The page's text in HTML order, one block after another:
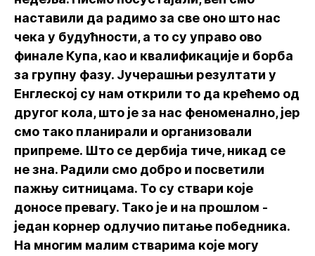
наставили да радимо за све оно што нас
чека у будућности, а то су управо ово
финале Купа, као и квалификације и борба
за групну фазу. Јучерашњи резултати у
Енглеској су нам открили то да крећемо од
другог кола, што је за нас феноменално, јер
смо тако планирали и организовали
припреме. Што се дербија тиче, никад се
не зна. Радили смо добро и посветили
пажњу ситницама. То су ствари које
доносе превагу. Тако је и на прошлом -
један корнер одлучио питање победника.
На многим малим стварима које могу